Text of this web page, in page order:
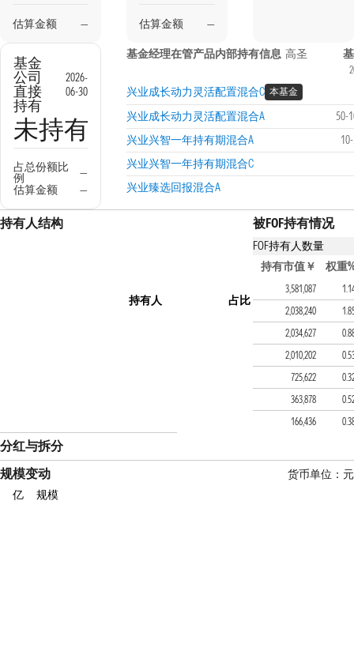
估算金额 — 估算金额 —
基金
公司
直接
持有
2026-
06-30
未持有
占总份额比
例
—
估算金额
—
基金经理在管产品内部持有信息 高圣
兴业成长动力灵活配置混合C 本基金
兴业成长动力灵活配置混合A
50-
兴业兴智一年持有期混合A
兴业兴智一年持有期混合C
兴业臻选回报混合A
持有人结构
持有人 占比
被FOF持有情况
FOF持有人数量
持有该基金的FOF产
持有市值￥ 权重
工银养老2055五年持有
3,581,087
富国鑫旺积极养老目标
2,038,240
富国鑫旺均衡养老目标
2,034,627
富国鑫旺稳健养老目标
2,010,202
建信普泽养老目标日期
725,622
富国智浦稳进12个月持
363,878
建信福泽裕泰混合（
166,436
分红与拆分
规模变动
货币单位：元
亿
规模